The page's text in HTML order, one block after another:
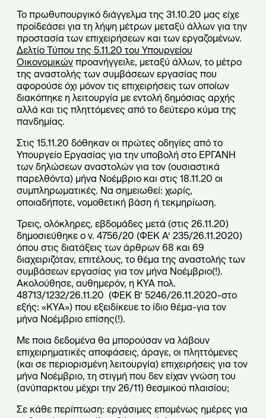
Το πρωθυπουργικό διάγγελμα της 31.10.20 μας είχε
προϊδεάσει για τη λήψη μέτρων μεταξύ άλλων για την
προστασία των επιχειρήσεων και των εργαζομένων.
Δελτίο Τύπου της 5.11.20 του Υπουργείου
Οικονομικών προανήγγειλε, μεταξύ άλλων, το μέτρο
της αναστολής των συμβάσεων εργασίας που
αφορούσε όχι μόνον τις επιχειρήσεις των οποίων
διακόπηκε η λειτουργία με εντολή δημόσιας αρχής
αλλά και τις πληττόμενες από το δεύτερο κύμα της
πανδημίας.
Στις 15.11.20 δόθηκαν οι πρώτες οδηγίες από το
Υπουργείο Εργασίας για την υποβολή στο ΕΡΓΑΝΗ
των δηλώσεων αναστολών για τον (ουσιαστικά
παρελθόντα) μήνα Νοέμβριο και στις 18.11.20 οι
συμπληρωματικές. Να σημειωθεί: χωρίς,
οποιαδήποτε, νομοθετική βάση ή τεκμηρίωση.
Τρεις, ολόκληρες, εβδομάδες μετά (στις 26.11.20)
δημοσιεύθηκε ο ν. 4756/20 (ΦΕΚ Α’ 235/26.11.2020)
όπου στις διατάξεις των άρθρων 68 και 69
διαχειριζόταν, επιτέλους, το θέμα της αναστολής των
συμβάσεων εργασίας για τον μήνα Νοέμβριο(!).
Ακολούθησε, αυθημερόν, η ΚΥΑ πολ.
48713/1232/26.11.20 (ΦΕΚ B’ 5246/26.11.2020-στο
εξής: «ΚΥΑ») που εξειδίκευε το ίδιο θέμα-για τον
μήνα Νοέμβριο επίσης(!).
Με ποια δεδομένα θα μπορούσαν να λάβουν
επιχειρηματικές αποφάσεις, άραγε, οι πληττόμενες
(και σε περιορισμένη λειτουργία) επιχειρήσεις για τον
μήνα Νοέμβριο, τη στιγμή που δεν είχαν γνώση του
(ανύπαρκτου μέχρι την 26/11) θεσμικού πλαισίου;
Σε κάθε περίπτωση: εργάσιμες επομένως ημέρες για